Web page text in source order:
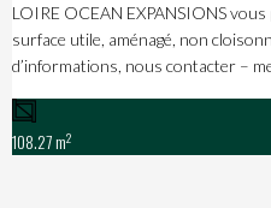
LOIRE OCEAN EXPANSIONS
surface utile, aménagé, non
d’informations, nous contacter –
108.27 m2